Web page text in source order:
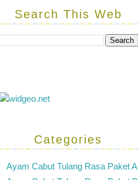
Search This Web
Categories
Ayam Cabut Tulang Rasa Paket A